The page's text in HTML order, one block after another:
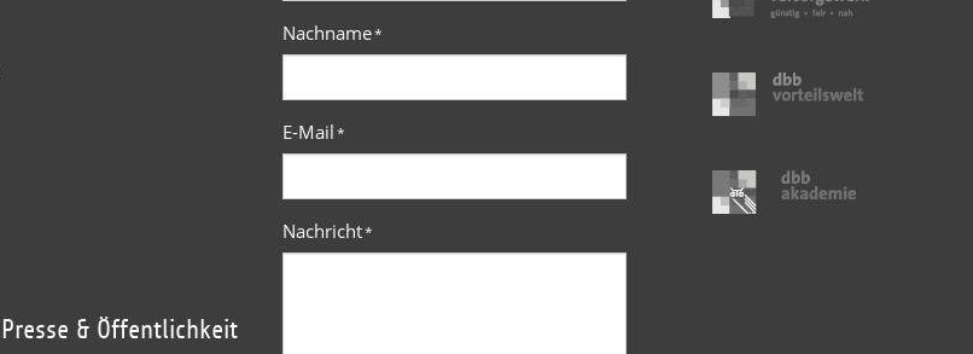
Presse & Öffentlichkeit
Nachname*
E-Mail*
Nachricht*